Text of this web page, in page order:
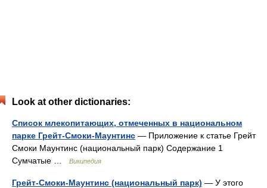
Look at other dictionaries:
Список млекопитающих, отмеченных в национальном
парке Грейт-Смоки-Маунтинс — Приложение к статье Грейт
Смоки Маунтинс (национальный парк) Содержание 1
Сумчатые …
Википедия
Грейт-Смоки-Маунтинс (национальный парк) — У этого